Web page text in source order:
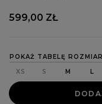
POKAŻ TABELĘ
XS
S M L
599,00 ZŁ